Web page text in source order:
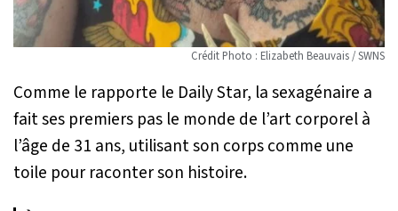
Crédit Photo : Elizabeth Beauvais / SWNS
Comme le rapporte le Daily Star, la sexagénaire a
fait ses premiers pas le monde de l’art corporel à
l’âge de 31 ans, utilisant son corps comme une
toile pour raconter son histoire.